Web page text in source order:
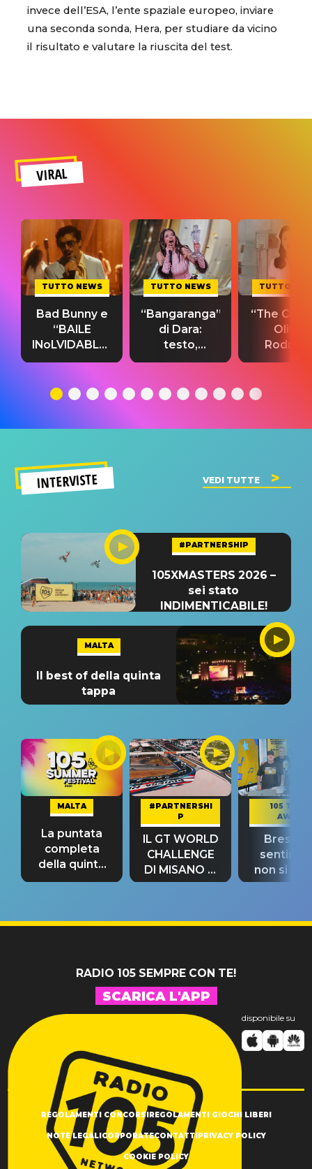
invece dell’ESA, l’ente spaziale europeo, inviare
una seconda sonda, Hera, per studiare da vicino
il risultato e valutare la riuscita del test.
VIRAL
TUTTO NEWS
Bad Bunny e
“BAILE
INoLVIDABLE”:
testo,
significato
TUTTO NEWS
“Bangaranga”
di Dara:
testo,
traduzione e
del singolo
TUTTO
“The
Olivia
testo,
INTERVISTE VEDI TUTTE
#PARTNERSHIP
105XMASTERS 2026 –
sei stato
INDIMENTICABILE!
MALTA
Il best of della quinta
tappa
MALTA
La puntata
completa
della quinta
tappa
#PARTNERSHI
P
IL GT WORLD
CHALLENGE
DI MISANO si
riconferma
105 TAKE
AWAY
Bresh:
non si
fino alla
RADIO 105 SEMPRE CON TE!
SCARICA L'APP
disponibile su
REGOLAMENTI CONCORSIREGOLAMENTI GIOCHI LIBERI
NOTE LEGALICORPORATECONTATTIPRIVACY POLICY
COOKIE POLICY